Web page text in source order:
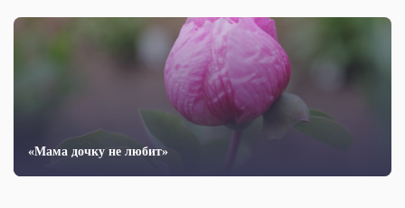
«Мама дочку не любит»